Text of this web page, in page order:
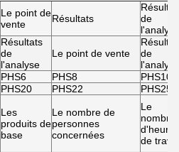
Le point de
vente
Résultats
de
l'analyse
Résultats
de
l'analyse
Le point de vente
de
l'analyse
PHS6 PHS8
PHS10
PHS20 PHS22 PHS25
Les
produits de
base
Le nombre de
personnes
concernées
Le
nombre
d'heures
de